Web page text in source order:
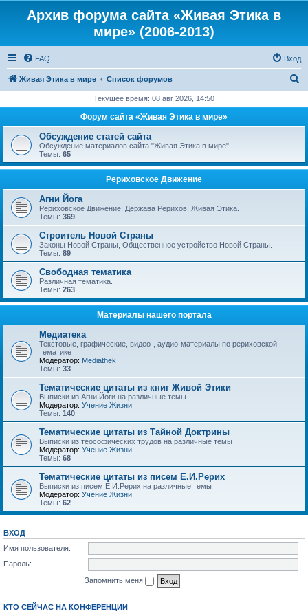
Архив форума сайта «Живая Этика в
мире» (2006-2013)
FAQ Вход
Живая Этика в мире Список форумов
с
Текущее время: 08 авг 2026, 14:50
Форум сайта «Живая Этика в мире»
Обсуждение статей сайта
Обсуждение материалов сайта "Живая Этика в мире".
Темы: 65
Рериховское Движение
Агни Йога
Рериховское Движение, Держава Рерихов, Живая Этика.
Темы: 369
Строитель Новой Страны
Законы Новой Страны, Общественное устройство Новой Страны.
Темы: 89
Свободная тематика
Различная тематика.
Темы: 263
Материалы нашего портала
Медиатека
Текстовые, графические, видео-, аудио-материалы по рериховской
тематике
Модератор: Mediathek
Темы: 33
Тематические цитаты из книг Живой Этики
Выписки из Агни Йоги на различные темы
Модератор: Учение Жизни
Темы: 140
Тематические цитаты из Тайной Доктрины
Выписки из теософических трудов на различные темы
Модератор: Учение Жизни
Темы: 68
Тематические цитаты из писем Е.И.Рерих
Выписки из писем Е.И.Рерих на различные темы
Модератор: Учение Жизни
Темы: 62
ВХОД
Имя пользователя:
Пароль:
Запомнить меня
КТО СЕЙЧАС НА КОНФЕРЕНЦИИ